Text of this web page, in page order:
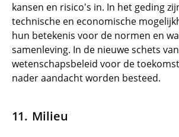
kansen en risico's in. In het geding
technische en economische
hun betekenis voor de normen en
samenleving. In de nieuwe schets
wetenschapsbeleid voor de
nader aandacht worden besteed.
Milieu